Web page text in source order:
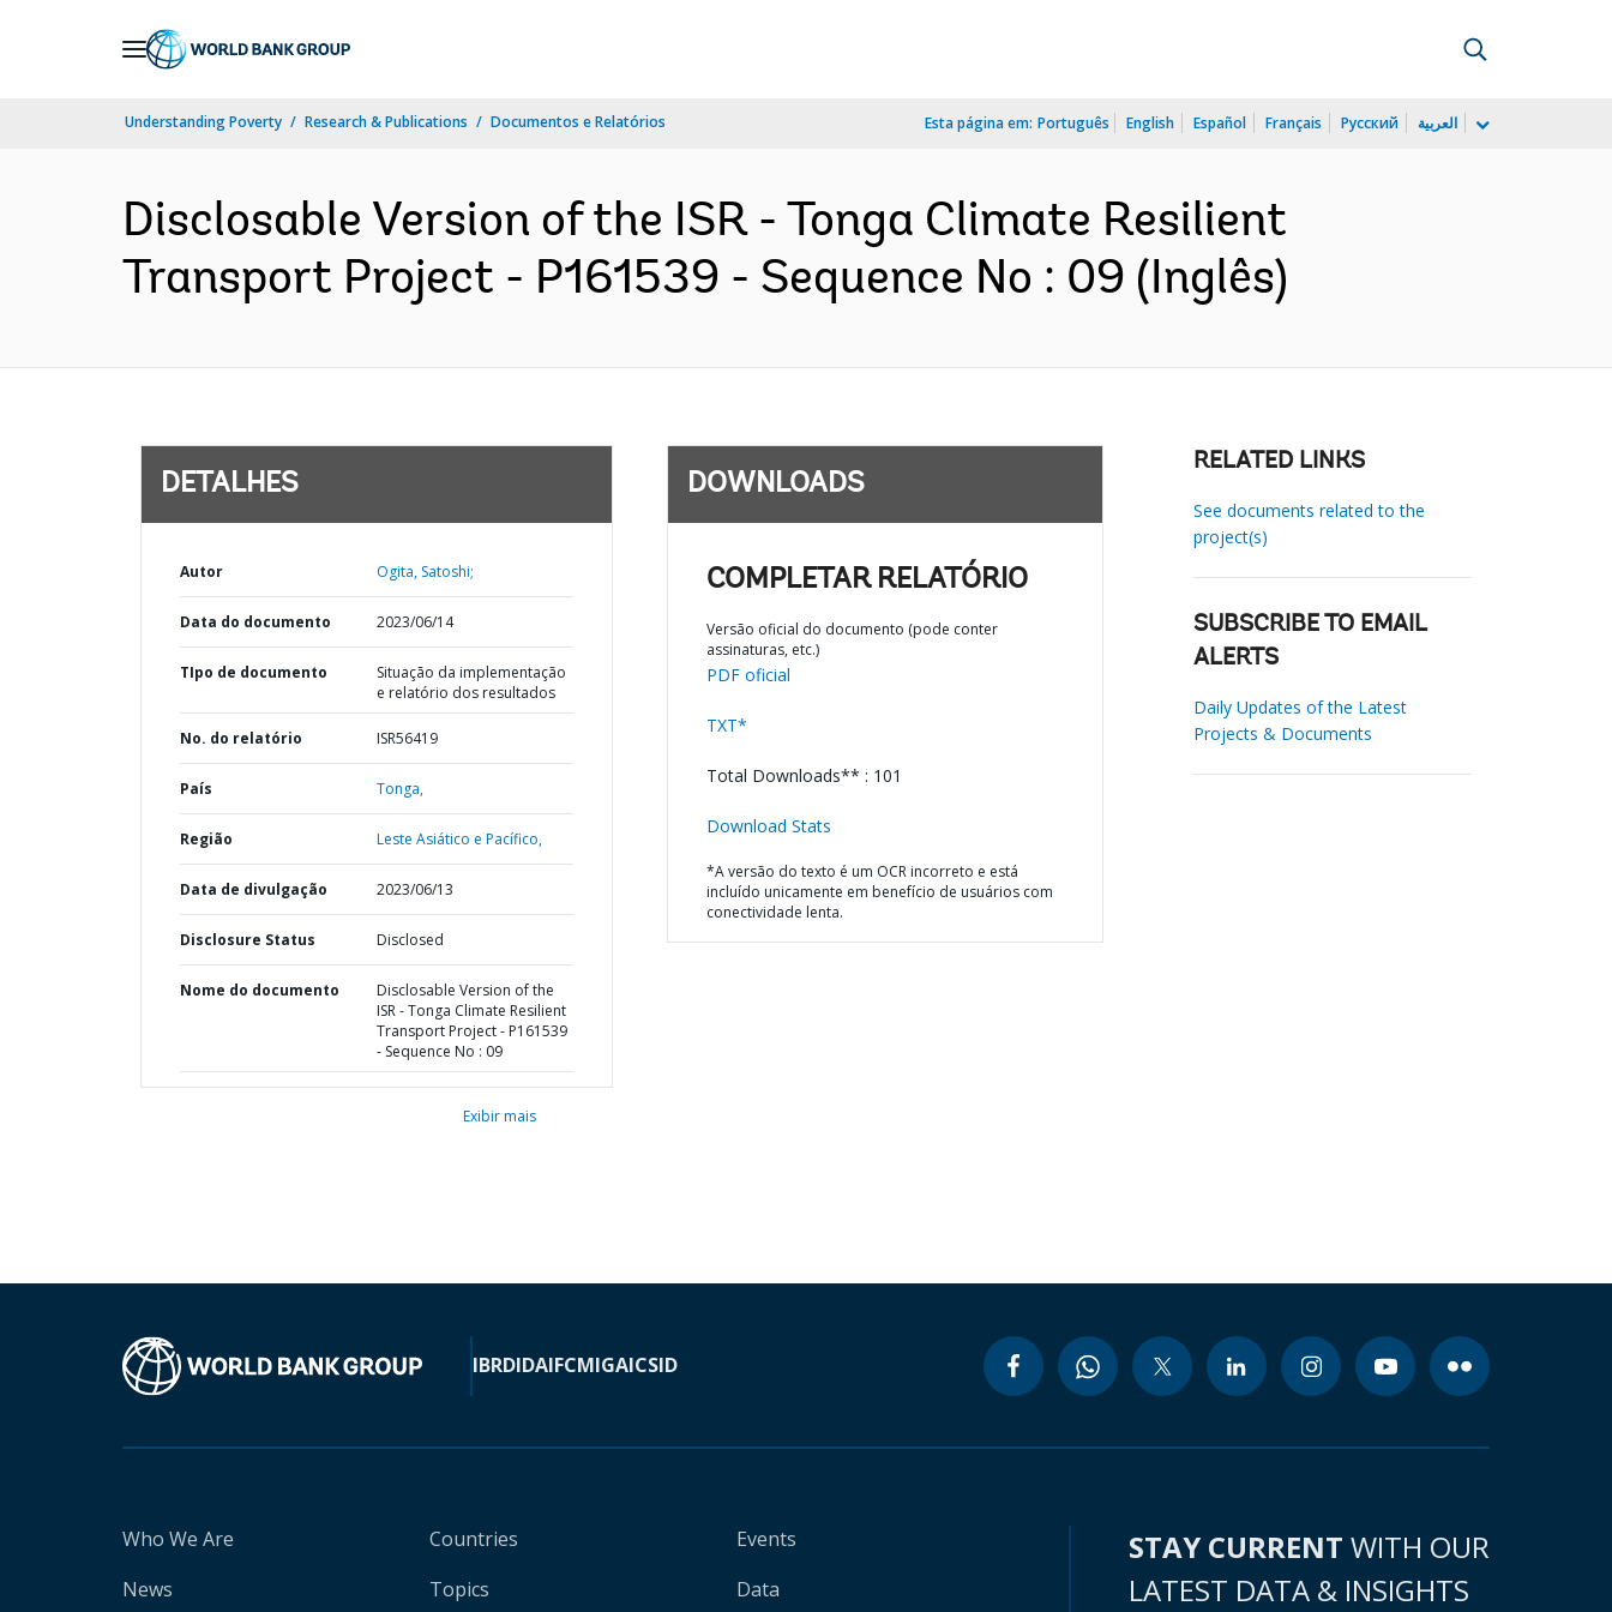
Understanding Poverty Research & Publications Documentos e Relatórios Esta página em: Português English Español Français Русский العربية
Disclosable Version of the ISR - Tonga Climate Resilient
Transport Project - P161539 - Sequence No : 09 (Inglês)
DETALHES
Autor Ogita, Satoshi;
Data do documento 2023/06/14
TIpo de documento
Situação da implementação
e relatório dos resultados
No. do relatório ISR56419
País Tonga,
Região Leste Asiático e Pacífico,
Data de divulgação 2023/06/13
Disclosure Status Disclosed
Nome do documento
Disclosable Version of the
ISR - Tonga Climate Resilient
Transport Project - P161539
- Sequence No : 09
Exibir mais
DOWNLOADS
COMPLETAR RELATÓRIO
Versão oficial do documento (pode conter
assinaturas, etc.)
PDF oficial
TXT*
Total Downloads** : 101
Download Stats
*A versão do texto é um OCR incorreto e está
incluído unicamente em benefício de usuários com
conectividade lenta.
RELATED LINKS
See documents related to the
project(s)
SUBSCRIBE TO EMAIL
ALERTS
Daily Updates of the Latest
Projects & Documents
IBRDIDAIFCMIGAICSID
Who We Are
News
Countries
Topics
Events
Data
STAY CURRENT WITH OUR
LATEST DATA & INSIGHTS